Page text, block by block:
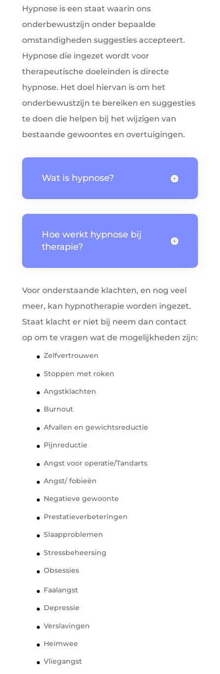
Hypnose is een staat waarin ons
onderbewustzijn onder bepaalde
omstandigheden suggesties accepteert.
Hypnose die ingezet wordt voor
therapeutische doeleinden is directe
hypnose. Het doel hiervan is om het
onderbewustzijn te bereiken en suggesties
te doen die helpen bij het wijzigen van
bestaande gewoontes en overtuigingen.
Wat is hypnose?
Hoe werkt hypnose bij
therapie?
Voor onderstaande klachten, en nog veel
meer, kan hypnotherapie worden ingezet.
Staat klacht er niet bij neem dan contact
op om te vragen wat de mogelijkheden zijn:
Zelfvertrouwen
Stoppen met roken
Angstklachten
Burnout
Afvallen en gewichtsreductie
Pijnreductie
Angst voor operatie/Tandarts
Angst/ fobieën
Negatieve gewoonte
Prestatieverbeteringen
Slaapproblemen
Stressbeheersing
Obsessies
Faalangst
Depressie
Verslavingen
Heimwee
Vliegangst